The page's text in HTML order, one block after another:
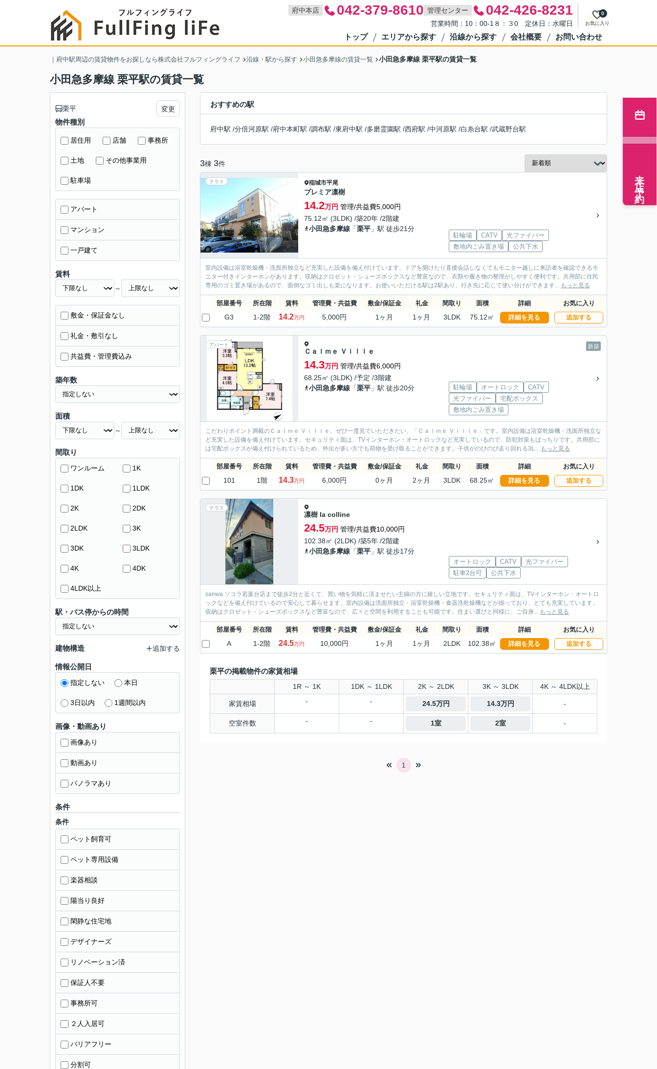
府中本店 042-379-8610 管理センター 042-426-8231
営業時間：10：00-1８：３0 定休日：水曜日 お気に入り
0
トップ エリアから探す 沿線から探す 会社概要 お問い合わせ
｜府中駅周辺の賃貸物件をお探しなら株式会社フルフィングライフ 沿線・駅から探す 小田急多摩線の賃貸一覧 小田急多摩線 栗平駅の賃貸一覧
小田急多摩線 栗平駅の賃貸一覧
おすすめの駅
府中駅 /分倍河原駅 /府中本町駅 /調布駅 /東府中駅 /多磨霊園駅 /西府駅 /中河原駅 /白糸台駅 /武蔵野台駅
3棟 3件
テラス 稲城市平尾
プレミア凛樹
14.2万円 管理/共益費5,000円
75.12㎡ (3LDK) /築20年 /2階建
小田急多摩線 「栗平 」駅 徒歩21分
駐輪場 CATV
光ファイバー
敷地内ごみ置き場
公共下水
室内設備は浴室乾燥機・洗面所独立など充実した設備を備え付けています。ドアを開けたり直接会話しなくてもモニター越しに来訪者を確認できるモ
ニター付きインターホンがあります。収納はクロゼット・シューズボックスなど豊富なので、衣類や履き物の整理がしやすく便利です。共用部に住民
専用のゴミ置き場があるので、面倒なゴミ出しも楽になります。お使いいただける駅は2駅あり、行き先に応じて使い分けができます... もっと見る
部屋番号 所在階 賃料 管理費・共益費 敷金/保証金 礼金 間取り 面積 詳細 お気に入り
G3 1-2階 14.2万円 5,000円 1ヶ月 1ヶ月 3LDK 75.12㎡ 詳細を見る 追加する
アパート 新築
Ｃａｌｍｅ Ｖｉｌｌｅ
14.3万円 管理/共益費6,000円
68.25㎡ (3LDK) /予定 /3階建
小田急多摩線 「栗平 」駅 徒歩20分 駐輪場 オートロック
CATV
光ファイバー
宅配ボックス
敷地内ごみ置き場
こだわりポイント満載のＣａｌｍｅ Ｖｉｌｌｅ。ぜひ一度見ていただきたい、「Ｃａｌｍｅ Ｖｉｌｌｅ」です。室内設備は浴室乾燥機・洗面所独立な
ど充実した設備を備え付けています。セキュリティ面は、TVインターホン・オートロックなど充実しているので、防犯対策もばっちりです。共用部に
は宅配ボックスが備え付けられているため、外出が多い方でも荷物を受け取ることができます。子供がのびのび走り回れる3L... もっと見る
部屋番号 所在階 賃料 管理費・共益費 敷金/保証金 礼金 間取り 面積 詳細 お気に入り
101 1階 14.3万円 6,000円 0ヶ月 2ヶ月 3LDK 68.25㎡ 詳細を見る 追加する
テラス
凛樹 la colline
24.5万円 管理/共益費10,000円
102.38㎡ (2LDK) /築5年 /2階建
小田急多摩線 「栗平 」駅 徒歩17分
オートロック CATV
光ファイバー
駐車2台可
公共下水
sanwa ソコラ若葉台店まで徒歩2分と近くて、買い物を気軽に済ませたい主婦の方に嬉しい立地です。セキュリティ面は、TVインターホン・オートロ
ックなどを備え付けているので安心して暮らせます。室内設備は洗面所独立・浴室乾燥機・食器洗乾燥機などが揃っており、とても充実しています。
収納はクロゼット・シューズボックスなど豊富なので、広々と空間を利用することも可能です。住まい選びと同様に、ご自身... もっと見る
部屋番号 所在階 賃料 管理費・共益費 敷金/保証金 礼金 間取り 面積 詳細 お気に入り
A 1-2階 24.5万円 10,000円 1ヶ月 1ヶ月 2LDK 102.38㎡ 詳細を見る 追加する
栗平の掲載物件の家賃相場
1R ～ 1K 1DK ～ 1LDK 2K ～ 2LDK 3K ～ 3LDK 4K ～ 4LDK以上
家賃相場 - - 24.5万円 14.3万円 -
空室件数 - - 1室 2室 -
1
栗平 変更
物件種別
居住用 店舗 事務所
土地 その他事業用
駐車場
アパート
マンション
一戸建て
賃料
～
敷金・保証金なし
礼金・敷引なし
共益費・管理費込み
築年数
面積
～
間取り
ワンルーム 1K
1DK 1LDK
2K 2DK
2LDK 3K
3DK 3LDK
4K 4DK
4LDK以上
駅・バス停からの時間
建物構造 追加する
情報公開日
指定しない 本日
3日以内 1週間以内
画像・動画あり
画像あり
動画あり
パノラマあり
条件
条件
ペット飼育可
ペット専用設備
楽器相談
陽当り良好
閑静な住宅地
デザイナーズ
リノベーション済
保証人不要
事務所可
２人入居可
バリアフリー
分割可
来店予約